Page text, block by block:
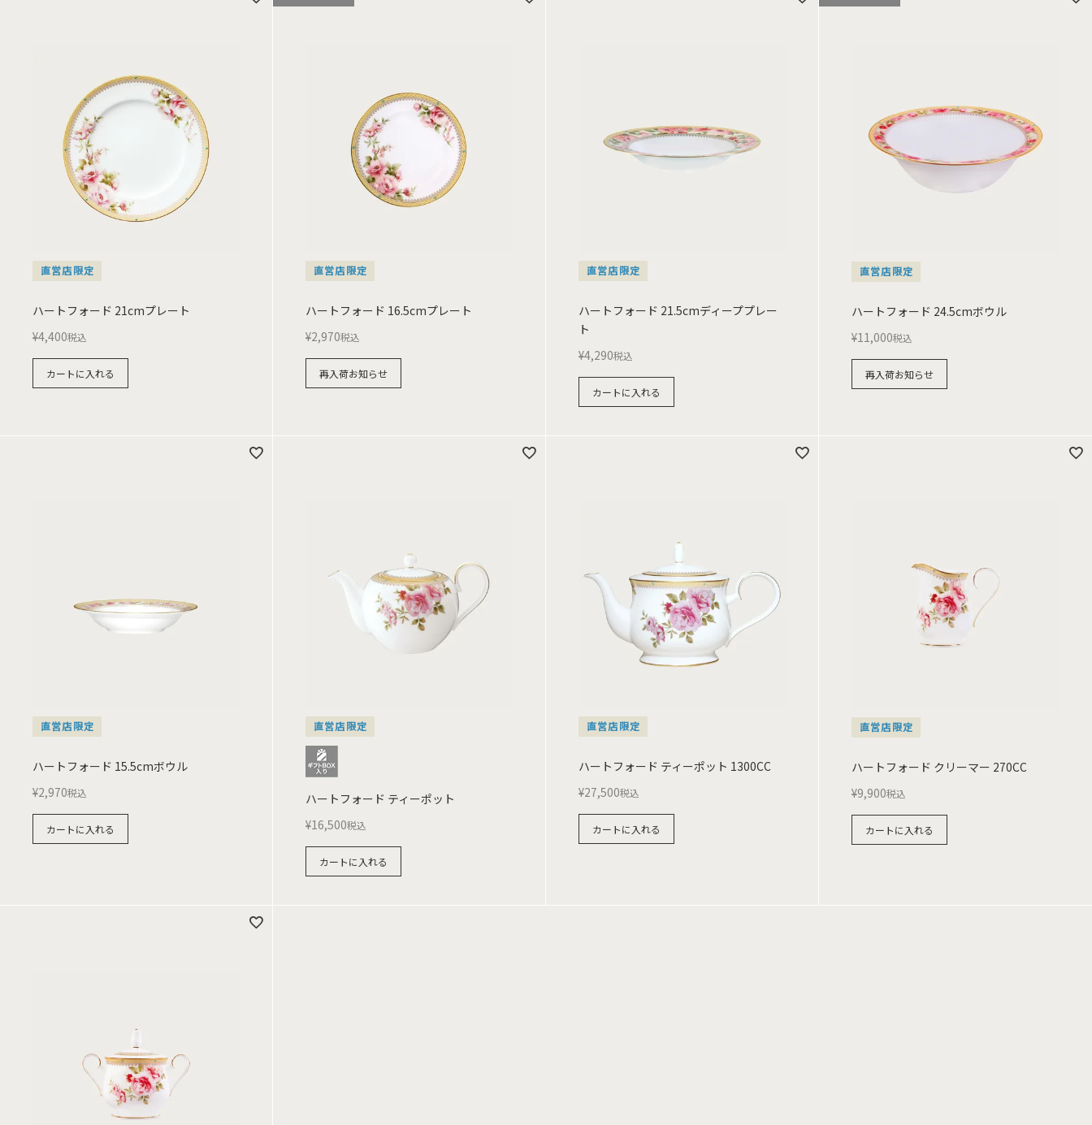
直営店限定
ハートフォード 21cmプレート
¥4,400税込
カートに入れる
直営店限定
ハートフォード 16.5cmプレート
¥2,970税込
再入荷お知らせ
直営店限定
ハートフォード 21.5cmディーププレー
ト
¥4,290税込
カートに入れる
直営店限定
ハートフォード 24.5cmボウル
¥11,000税込
再入荷お知らせ
直営店限定
ハートフォード 15.5cmボウル
¥2,970税込
カートに入れる
直営店限定
ハートフォード ティーポット
¥16,500税込
カートに入れる
直営店限定
ハートフォード ティーポット 1300CC
¥27,500税込
カートに入れる
直営店限定
ハートフォード クリーマー 270CC
¥9,900税込
カートに入れる